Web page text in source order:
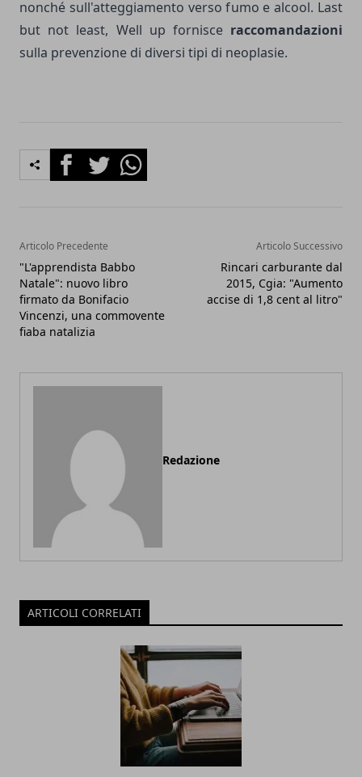
nonché sull'atteggiamento verso fumo e alcool. Last
but not least, Well up fornisce raccomandazioni
sulla prevenzione di diversi tipi di neoplasie.
FacebookTwitterWhatsapp
Articolo Precedente
"L'apprendista Babbo
Natale": nuovo libro
firmato da Bonifacio
Vincenzi, una commovente
fiaba natalizia
Articolo Successivo
Rincari carburante dal
2015, Cgia: "Aumento
accise di 1,8 cent al litro"
Redazione
ARTICOLI CORRELATI